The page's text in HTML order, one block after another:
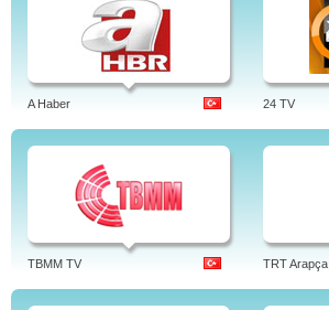
A Haber 24 TV
TBMM TV TRT Arapça